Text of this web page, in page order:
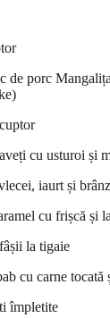
de porc
cu usturoi și
iaurt și
cu frișcă și
la tigaie
cu carne tocată
împletite